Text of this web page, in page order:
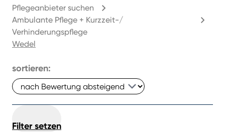
Pflegeanbieter suchen
Ambulante Pflege + Kurzzeit-/
Verhinderungspflege
Wedel
sortieren:
Filter setzen